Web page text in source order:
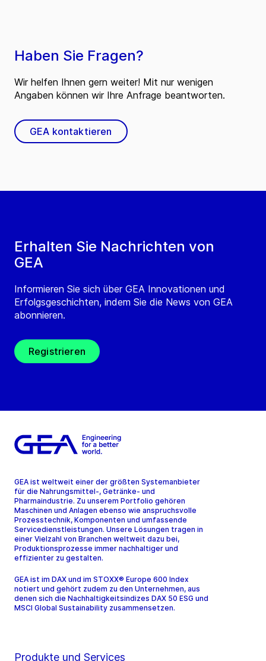
Erhalten Sie Nachrichten von
GEA
Informieren Sie sich über GEA Innovationen und
Erfolgsgeschichten, indem Sie die News von GEA
abonnieren.
Registrieren
Haben Sie Fragen?
Wir helfen Ihnen gern weiter! Mit nur wenigen
Angaben können wir Ihre Anfrage beantworten.
GEA kontaktieren
GEA ist weltweit einer der größten Systemanbieter
für die Nahrungsmittel-, Getränke- und
Pharmaindustrie. Zu unserem Portfolio gehören
Maschinen und Anlagen ebenso wie anspruchsvolle
Prozesstechnik, Komponenten und umfassende
Servicedienstleistungen. Unsere Lösungen tragen in
einer Vielzahl von Branchen weltweit dazu bei,
Produktionsprozesse immer nachhaltiger und
effizienter zu gestalten.
GEA ist im DAX und im STOXX® Europe 600 Index
notiert und gehört zudem zu den Unternehmen, aus
denen sich die Nachhaltigkeitsindizes DAX 50 ESG und
MSCI Global Sustainability zusammensetzen.
Produkte und Services